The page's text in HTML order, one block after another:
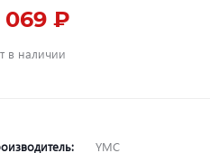
069 ₽
в наличии
YMC